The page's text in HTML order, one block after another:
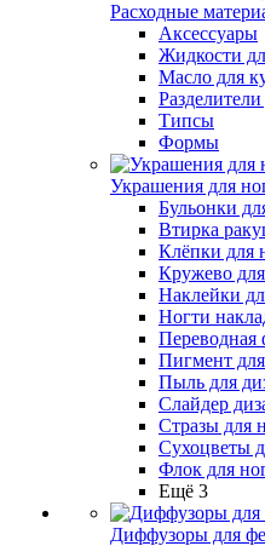
Расходные
Аксессуары
Жидкости
Масло для
Типсы
Формы
Украшения для
Бульонки
Втирка
Клёпки для
Кружево
Наклейки
Ногти
Переводная
Пигмент
Пыль для
Слайдер
Стразы для
Сухоцветы
Флок для
Ещё 3
Диффузоры для